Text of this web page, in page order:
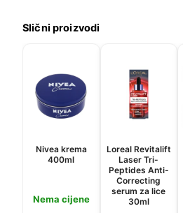
Slični proizvodi
Nivea krema
400ml
Nema cijene
Loreal Revitalift
Laser Tri-
Peptides Anti-
Correcting
serum za lice
30ml